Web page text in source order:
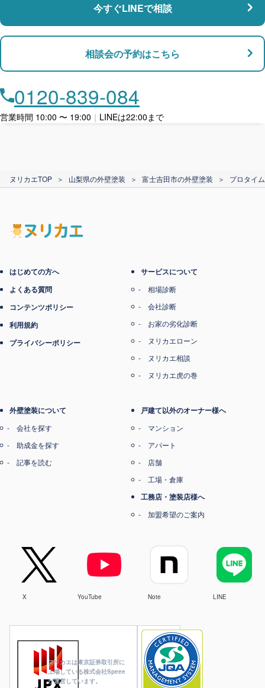
支払い対応
ローン利用
カード支払い
店舗・事務所対応
今すぐLINEで相談
相談会の予約はこちら
0120-839-084
営業時間 10:00 〜 19:00 ｜ LINEは22:00まで
ヌリカエTOP ＞ 山梨県の外壁塗装 ＞ 富士吉田市の外壁塗装 ＞ プロタイ
ヌリカエは東京証券取引所に
上場している株式会社Speee
が運営しています。
はじめての方へ
よくある質問
コンテンツポリシー
利用規約
プライバシーポリシー
サービスについて
相場診断
会社診断
お家の劣化診断
ヌリカエローン
ヌリカエ相談
ヌリカエ虎の巻
外壁塗装について
会社を探す
助成金を探す
記事を読む
戸建て以外のオーナー様へ
マンション
アパート
店舗
工場・倉庫
工務店・塗装店様へ
加盟希望のご案内
X YouTube Note LINE